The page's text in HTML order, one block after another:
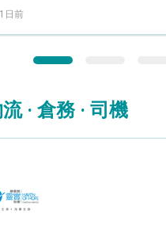
日前
· 倉務 · 司機